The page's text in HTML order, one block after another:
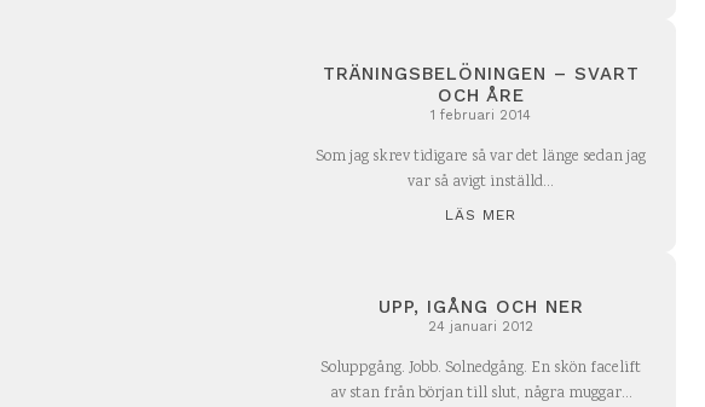
TRÄNINGSBELÖNINGEN – SVART
OCH ÅRE
1 februari 2014
Som jag skrev tidigare så var det länge sedan jag
var så avigt inställd...
LÄS MER
UPP, IGÅNG OCH NER
24 januari 2012
Soluppgång. Jobb. Solnedgång. En skön facelift
av stan från början till slut, några muggar...